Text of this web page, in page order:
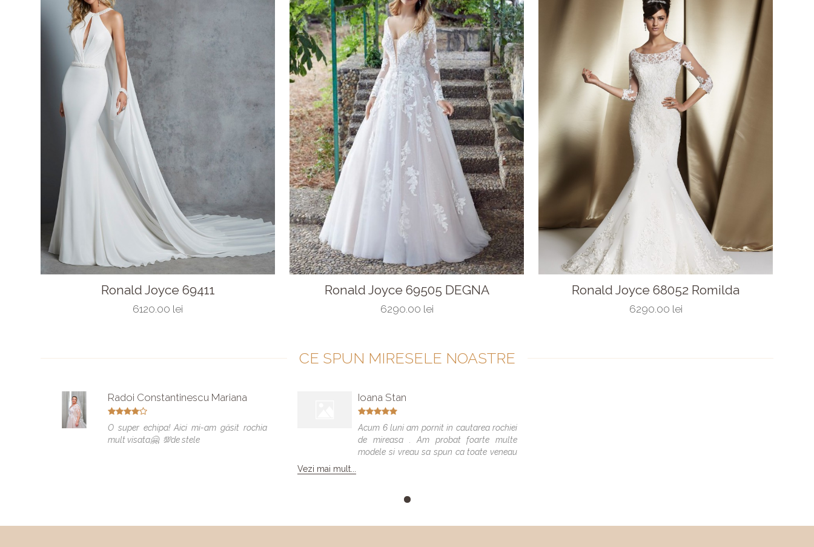
Ronald Joyce 69411
6120.00 lei
Ronald Joyce 69505 DEGNA
6290.00 lei
Ronald Joyce 68052 Romilda
6290.00 lei
CE SPUN MIRESELE NOASTRE
Radoi Constantinescu Mariana
O super echipa! Aici mi-am găsit rochia
mult visata🤗. 💯de stele
Ioana Stan
Acum 6 luni am pornit in cautarea rochiei
de mireasa . Am probat foarte multe
modele si vreau sa spun ca toate veneau
the dress" si a rezistat foarte bine 😍. Va
minuni .❤️❤️
Vezi mai mult...